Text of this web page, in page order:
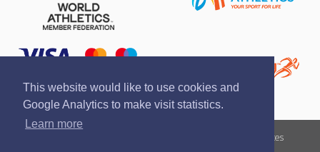
This website would like to use cookies and
Google Analytics to make visit statistics.
Learn more
Terms of services